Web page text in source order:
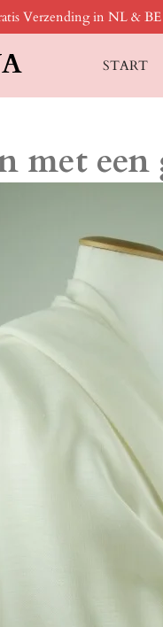
Verzending in NL & BE
START
met een